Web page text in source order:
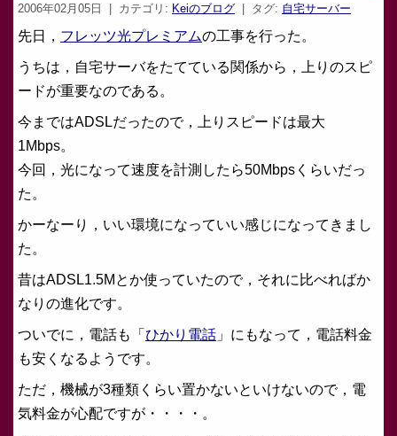
2006年02月05日 | カテゴリ: Keiのブログ | タグ: 自宅サーバー
先日， フレッツ光プレミアムの工事を行った。
うちは，自宅サーバをたてている関係から，上りのスピ
ードが重要なのである。
今まではADSLだったので，上りスピードは最大
1Mbps。
今回，光になって速度を計測したら50Mbpsくらいだっ
た。
かーなーり，いい環境になっていい感じになってきまし
た。
昔はADSL1.5Mとか使っていたので，それに比べればか
なりの進化です。
ついでに，電話も「 ひかり電話 」にもなって，電話料金
も安くなるようです。
ただ，機械が3種類くらい置かないといけないので，電
気料金が心配ですが・・・・。